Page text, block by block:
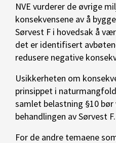
NVE vurderer de øvrige
konsekvensene av å
Sørvest F i hovedsak å
det er identifisert
redusere negative
Usikkerheten om
prinsippet i
samlet belastning §10
behandlingen av Sørvest F.
For de andre temaene